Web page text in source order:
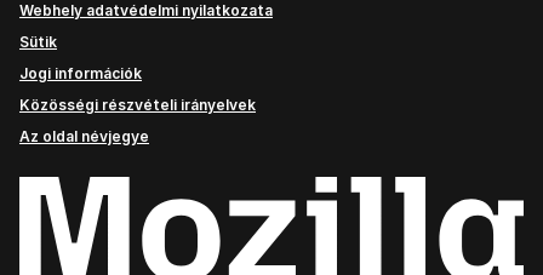
Webhely adatvédelmi nyilatkozata
Sütik
Jogi információk
Közösségi részvételi irányelvek
Az oldal névjegye